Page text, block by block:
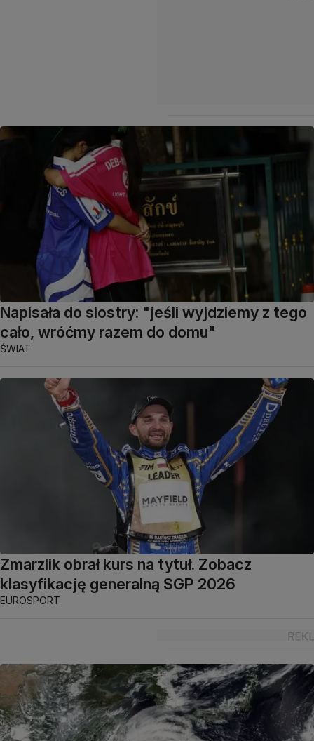
Napisała do siostry: "jeśli wyjdziemy z tego
cało, wróćmy razem do domu"
ŚWIAT
Zmarzlik obrał kurs na tytuł. Zobacz
klasyfikację generalną SGP 2026
EUROSPORT